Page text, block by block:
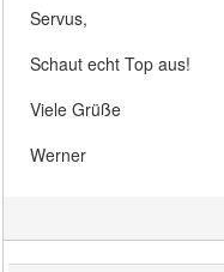
Servus,
Schaut echt Top aus!
Viele Grüße
Werner